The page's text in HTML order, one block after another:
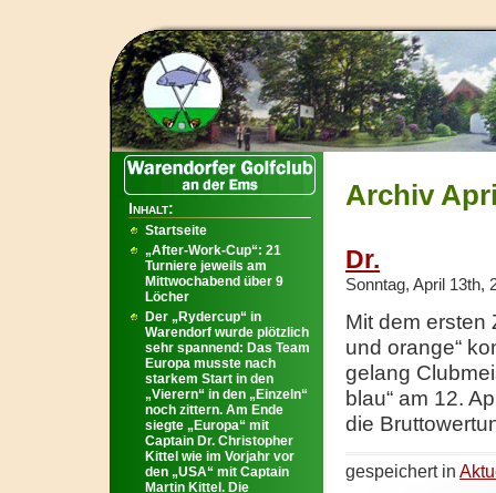
Archiv
Dr.
Sonntag, April 13th,
Mit dem ersten
und orange“
gelang
blau“ am 12.
die
gespeichert in
Inhalt:
Startseite
„After-Work-Cup“: 21
Turniere jeweils am
Mittwochabend über 9
Löcher
Der „Rydercup“ in
Warendorf wurde plötzlich
sehr spannend: Das Team
Europa musste nach
starkem Start in den
„Vierern“ in den „Einzeln“
noch zittern. Am Ende
siegte „Europa“ mit
Captain Dr. Christopher
Kittel wie im Vorjahr vor
den „USA“ mit Captain
Martin Kittel. Die